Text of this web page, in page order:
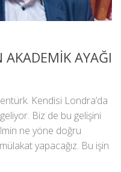
AKADEMİK AYAĞI
Kendisi Londra’da
Biz de bu gelişini
ne yöne doğru
yapacağız. Bu işin